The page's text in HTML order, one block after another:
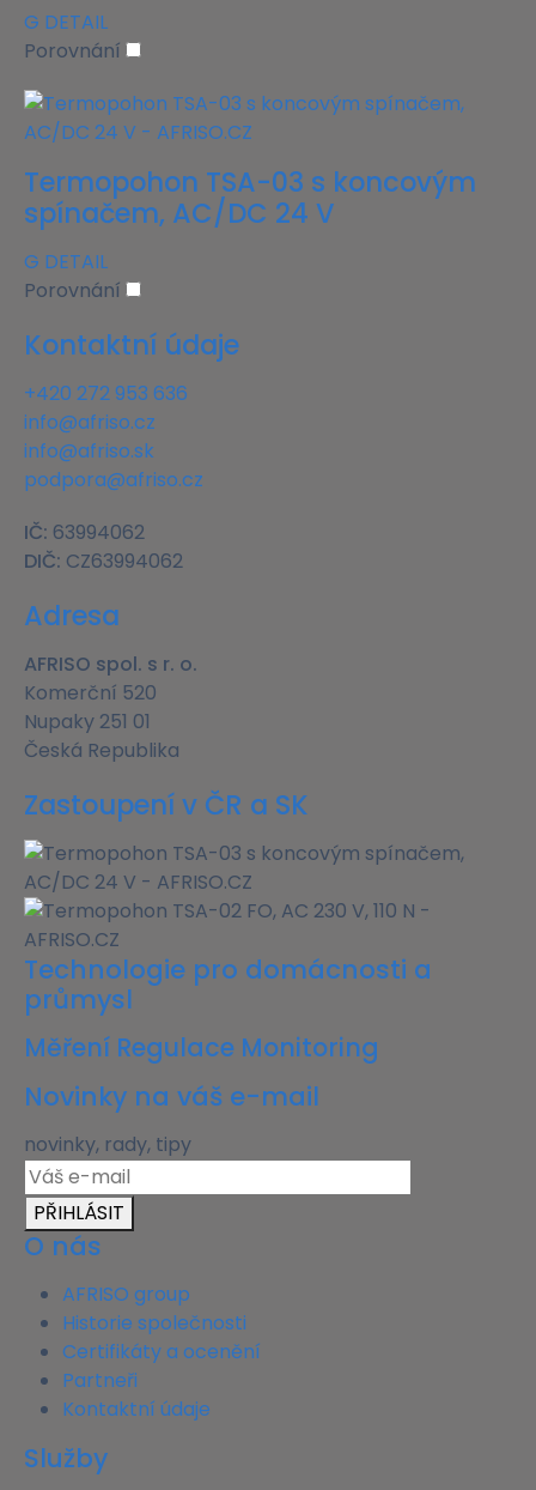
G DETAIL
Porovnání
Termopohon TSA-03 s koncovým
spínačem, AC/DC 24 V
G DETAIL
Porovnání
Kontaktní údaje
+420 272 953 636
info@afriso.cz
info@afriso.sk
podpora@afriso.cz
IČ: 63994062
DIČ: CZ63994062
Adresa
AFRISO spol. s r. o.
Komerční 520
Nupaky 251 01
Česká Republika
Zastoupení v ČR a SK
Technologie pro domácnosti a
průmysl
Měření Regulace Monitoring
Novinky na váš e-mail
novinky, rady, tipy
PŘIHLÁSIT
O nás
AFRISO group
Historie společnosti
Certifikáty a ocenění
Partneři
Kontaktní údaje
Služby